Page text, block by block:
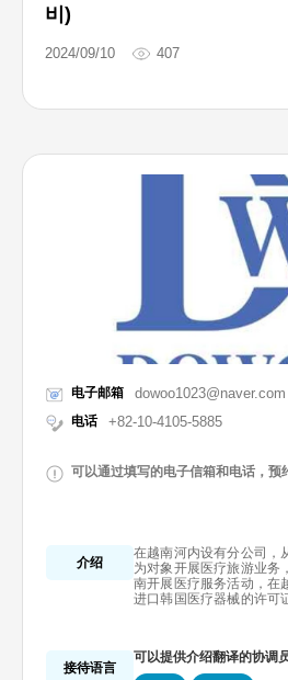
비)
2024/09/10 407
电子邮箱 dowoo1023@naver.com
电话 +82-10-4105-5885
可以通过填写的电子信箱和电话，预
介绍
在越南河内设有分公司，
为对象开展医疗旅游业务
南开展医疗服务活动，在
进口韩国医疗器械的许可
在逐渐发展为综合健康管
与众多医院合作举办医生
接待语言
可以提供介绍翻译的协调